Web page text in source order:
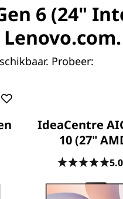
6 (24"
Probeer:
IdeaCentre
10 (27"
5.0